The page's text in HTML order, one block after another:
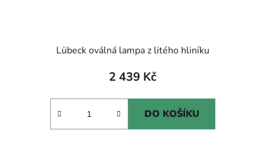
Lübeck oválná lampa z litého hliníku
2 439 Kč
DO KOŠÍKU